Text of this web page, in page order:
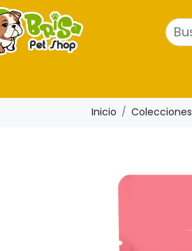
Inicio Colecciones